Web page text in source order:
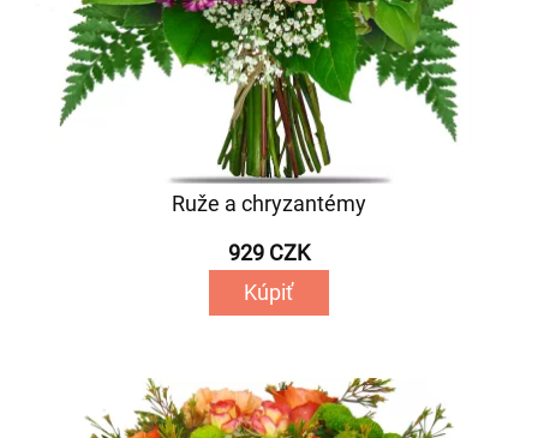
Ruže a chryzantémy
929 CZK
Kúpiť